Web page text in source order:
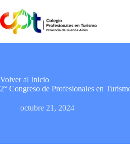
al
contenido
Volver al Inicio
2° Congreso de Profesionales en
octubre 21, 2024